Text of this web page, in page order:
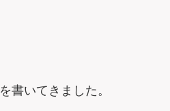
書いてきました。